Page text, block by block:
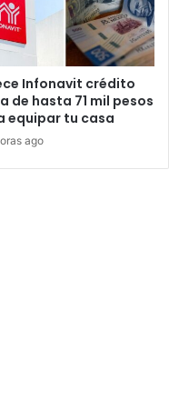
Infonavit crédito
de hasta 71 mil pesos
equipar tu casa
ago